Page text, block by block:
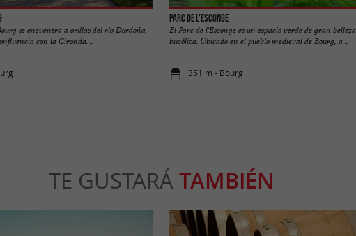
se encuentra a orillas del río Dordoña,
con la Gironda. ...
Parc de l'Esconge
El Parc de l'Esconge es un espacio verde de gran belleza
bucólica. Ubicado en el pueblo medieval de Bourg, a ...
351 m - Bourg
TE GUSTARÁTAMBIÉN